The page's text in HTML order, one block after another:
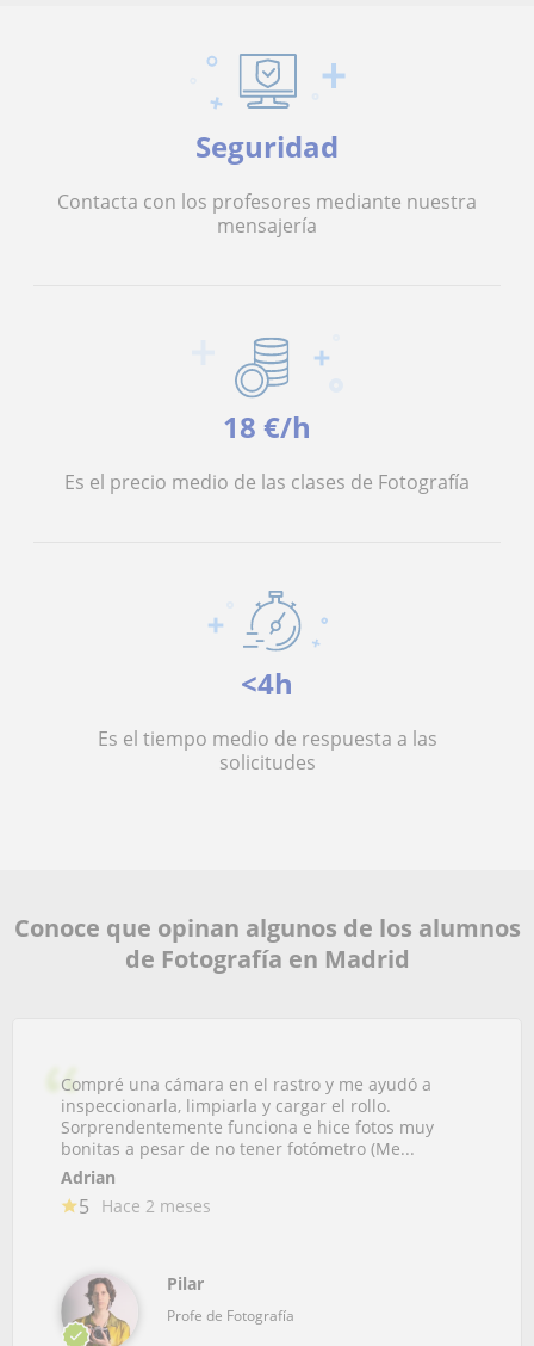
Seguridad
Contacta con los profesores mediante nuestra
mensajería
18 €/h
Es el precio medio de las clases de Fotografía
<4h
Es el tiempo medio de respuesta a las
solicitudes
Conoce que opinan algunos de los alumnos
de Fotografía en Madrid
Compré una cámara en el rastro y me ayudó a
inspeccionarla, limpiarla y cargar el rollo.
Sorprendentemente funciona e hice fotos muy
bonitas a pesar de no tener fotómetro (Me...
Adrian
5 Hace 2 meses
Pilar
Profe de Fotografía